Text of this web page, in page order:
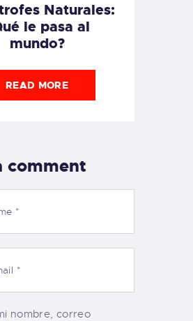
Naturales:
le pasa al
mundo?
READ MORE
comment
nombre, correo